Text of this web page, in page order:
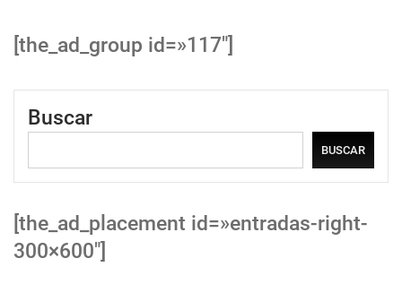
[the_ad_group id=»117″]
Buscar
BUSCAR
[the_ad_placement id=»entradas-right-
300×600″]